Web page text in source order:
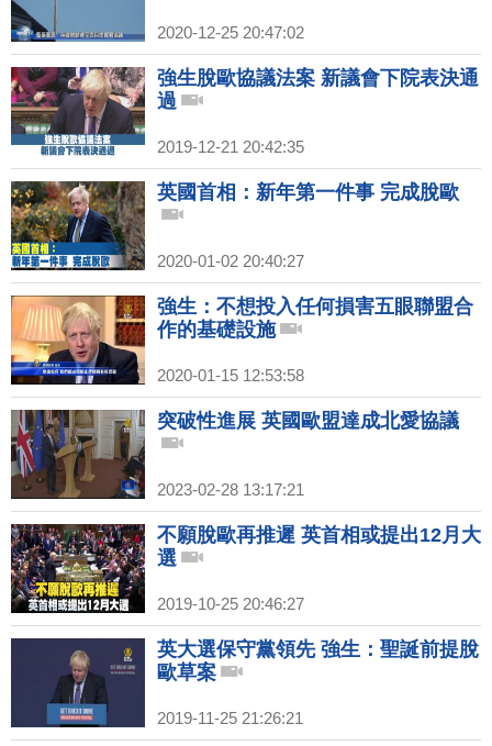
2020-12-25 20:47:02
強生脫歐協議法案 新議會下院表決通
過
2019-12-21 20:42:35
英國首相：新年第一件事 完成脫歐
2020-01-02 20:40:27
強生：不想投入任何損害五眼聯盟合
作的基礎設施
2020-01-15 12:53:58
突破性進展 英國歐盟達成北愛協議
2023-02-28 13:17:21
不願脫歐再推遲 英首相或提出12月大
選
2019-10-25 20:46:27
英大選保守黨領先 強生：聖誕前提脫
歐草案
2019-11-25 21:26:21